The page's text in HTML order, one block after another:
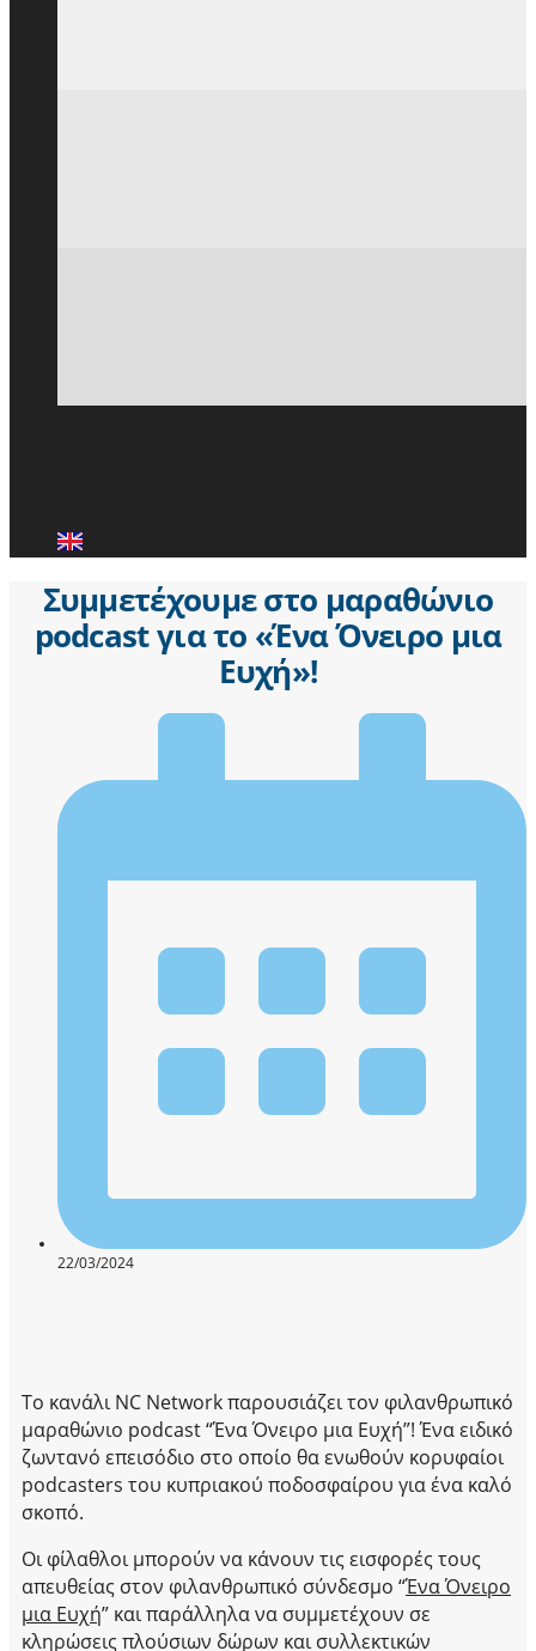
Συμμετέχουμε στο μαραθώνιο
podcast για το «Ένα Όνειρο μια
Ευχή»!
22/03/2024
Το κανάλι NC Network παρουσιάζει τον φιλανθρωπικό
μαραθώνιο podcast “Ένα Όνειρο μια Ευχή”! Ένα ειδικό
ζωντανό επεισόδιο στο οποίο θα ενωθούν κορυφαίοι
podcasters του κυπριακού ποδοσφαίρου για ένα καλό
σκοπό.
Οι φίλαθλοι μπορούν να κάνουν τις εισφορές τους
απευθείας στον φιλανθρωπικό σύνδεσμο “Ένα Όνειρο
μια Ευχή” και παράλληλα να συμμετέχουν σε
κληρώσεις πλούσιων δώρων και συλλεκτικών